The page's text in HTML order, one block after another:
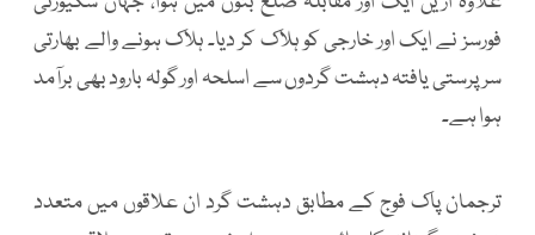
فورسز نے ایک اور خارجی کو ہلاک کر دیا۔ ہلاک ہونے والے بھارتی
سرپرستی یافتہ دہشت گردوں سے اسلحہ اور گولہ بارود بھی برآمد
ہوا ہے۔
ترجمان پاک فوج کے مطابق دہشت گرد ان علاقوں میں متعدد